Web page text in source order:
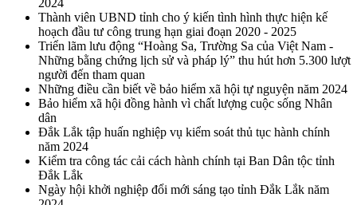
2024
Thành viên UBND tỉnh cho ý kiến tình hình thực hiện kế
hoạch đầu tư công trung hạn giai đoạn 2020 - 2025
Triển lãm lưu động “Hoàng Sa, Trường Sa của Việt Nam -
Những bằng chứng lịch sử và pháp lý” thu hút hơn 5.300 lượt
người đến tham quan
Những điều cần biết về bảo hiểm xã hội tự nguyện năm 2024
Bảo hiểm xã hội đồng hành vì chất lượng cuộc sống Nhân
dân
Đắk Lắk tập huấn nghiệp vụ kiểm soát thủ tục hành chính
năm 2024
Kiểm tra công tác cải cách hành chính tại Ban Dân tộc tỉnh
Đắk Lắk
Ngày hội khởi nghiệp đổi mới sáng tạo tỉnh Đắk Lắk năm